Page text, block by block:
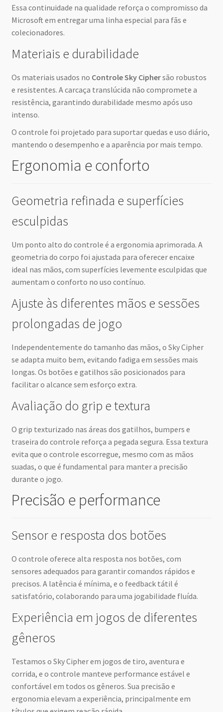
Essa continuidade na qualidade reforça o compromisso da
Microsoft em entregar uma linha especial para fãs e
colecionadores.
Materiais e durabilidade
Os materiais usados no Controle Sky Ciphersão robustos
e resistentes. A carcaça translúcida não compromete a
resistência, garantindo durabilidade mesmo após uso
intenso.
O controle foi projetado para suportar quedas e uso diário,
mantendo o desempenho e a aparência por mais tempo.
Ergonomia e conforto
Geometria refinada e superfícies
esculpidas
Um ponto alto do controle é a ergonomia aprimorada. A
geometria do corpo foi ajustada para oferecer encaixe
ideal nas mãos, com superfícies levemente esculpidas que
aumentam o conforto no uso contínuo.
Ajuste às diferentes mãos e sessões
prolongadas de jogo
Independentemente do tamanho das mãos, o Sky Cipher
se adapta muito bem, evitando fadiga em sessões mais
longas. Os botões e gatilhos são posicionados para
facilitar o alcance sem esforço extra.
Avaliação do grip e textura
O grip texturizado nas áreas dos gatilhos, bumpers e
traseira do controle reforça a pegada segura. Essa textura
evita que o controle escorregue, mesmo com as mãos
suadas, o que é fundamental para manter a precisão
durante o jogo.
Precisão e performance
Sensor e resposta dos botões
O controle oferece alta resposta nos botões, com
sensores adequados para garantir comandos rápidos e
precisos. A latência é mínima, e o feedback tátil é
satisfatório, colaborando para uma jogabilidade fluída.
Experiência em jogos de diferentes
gêneros
Testamos o Sky Cipher em jogos de tiro, aventura e
corrida, e o controle manteve performance estável e
confortável em todos os gêneros. Sua precisão e
ergonomia elevam a experiência, principalmente em